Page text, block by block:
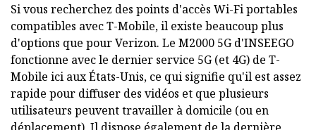
Si vous recherchez des points d'accès Wi-Fi portables
compatibles avec T-Mobile, il existe beaucoup plus
d'options que pour Verizon. Le M2000 5G d'INSEEGO
fonctionne avec le dernier service 5G (et 4G) de T-
Mobile ici aux États-Unis, ce qui signifie qu'il est assez
rapide pour diffuser des vidéos et que plusieurs
utilisateurs peuvent travailler à domicile (ou en